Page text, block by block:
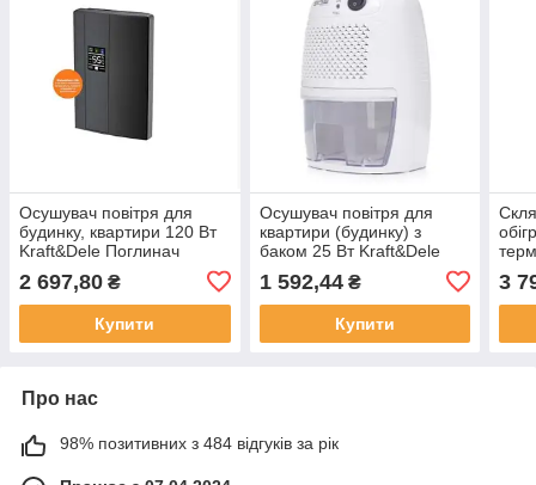
Осушувач повітря для
будинку, квартири 120 Вт
Kraft&Dele Поглинач
(Волозбиральник)
2 697,80 ₴
Купити
Осушувач повітря для
квартири (будинку) з
баком 25 Вт Kraft&Dele
KD10586 Поглинач вологи
для приміщень
1 592,44₴
Купити
3
Про нас
98% позитивних з 484 відгуків за рік